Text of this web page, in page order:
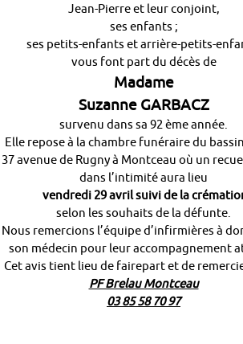
Jean-Pierre et leur conjoint,
ses enfants ;
ses petits-enfants et arrière-petits-
vous font part du décès de
Madame
Suzanne GARBACZ
survenu dans sa 92 ème année.
Elle repose à la chambre funéraire du
37 avenue de Rugny à Montceau où un
dans l’intimité aura lieu
vendredi 29 avril suivi de la
selon les souhaits de la défunte.
Nous remercions l’équipe d’infirmières à
son médecin pour leur accompagnement
Cet avis tient lieu de fairepart et de
PF Brelau Montceau
03 85 58 70 97